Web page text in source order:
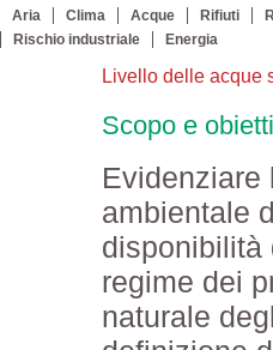
Aria Clima Acque Rifiuti
Rischio industriale
Energia
Livello delle acque
Scopo e
Evidenziare
ambientale
disponibilità
regime dei
naturale